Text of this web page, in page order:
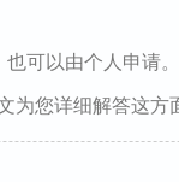
可以由个人申请
为您详细解答这方